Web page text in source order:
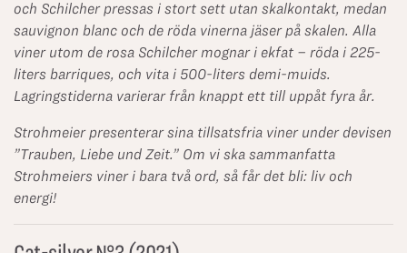
och Schilcher pressas i stort sett utan skalkontakt, medan
sauvignon blanc och de röda vinerna jäser på skalen. Alla
viner utom de rosa Schilcher mognar i ekfat – röda i 225-
liters barriques, och vita i 500-liters demi-muids.
Lagringstiderna varierar från knappt ett till uppåt fyra år.
Strohmeier presenterar sina tillsatsfria viner under devisen
”Trauben, Liebe und Zeit.” Om vi ska sammanfatta
Strohmeiers viner i bara två ord, så får det bli: liv och
energi!